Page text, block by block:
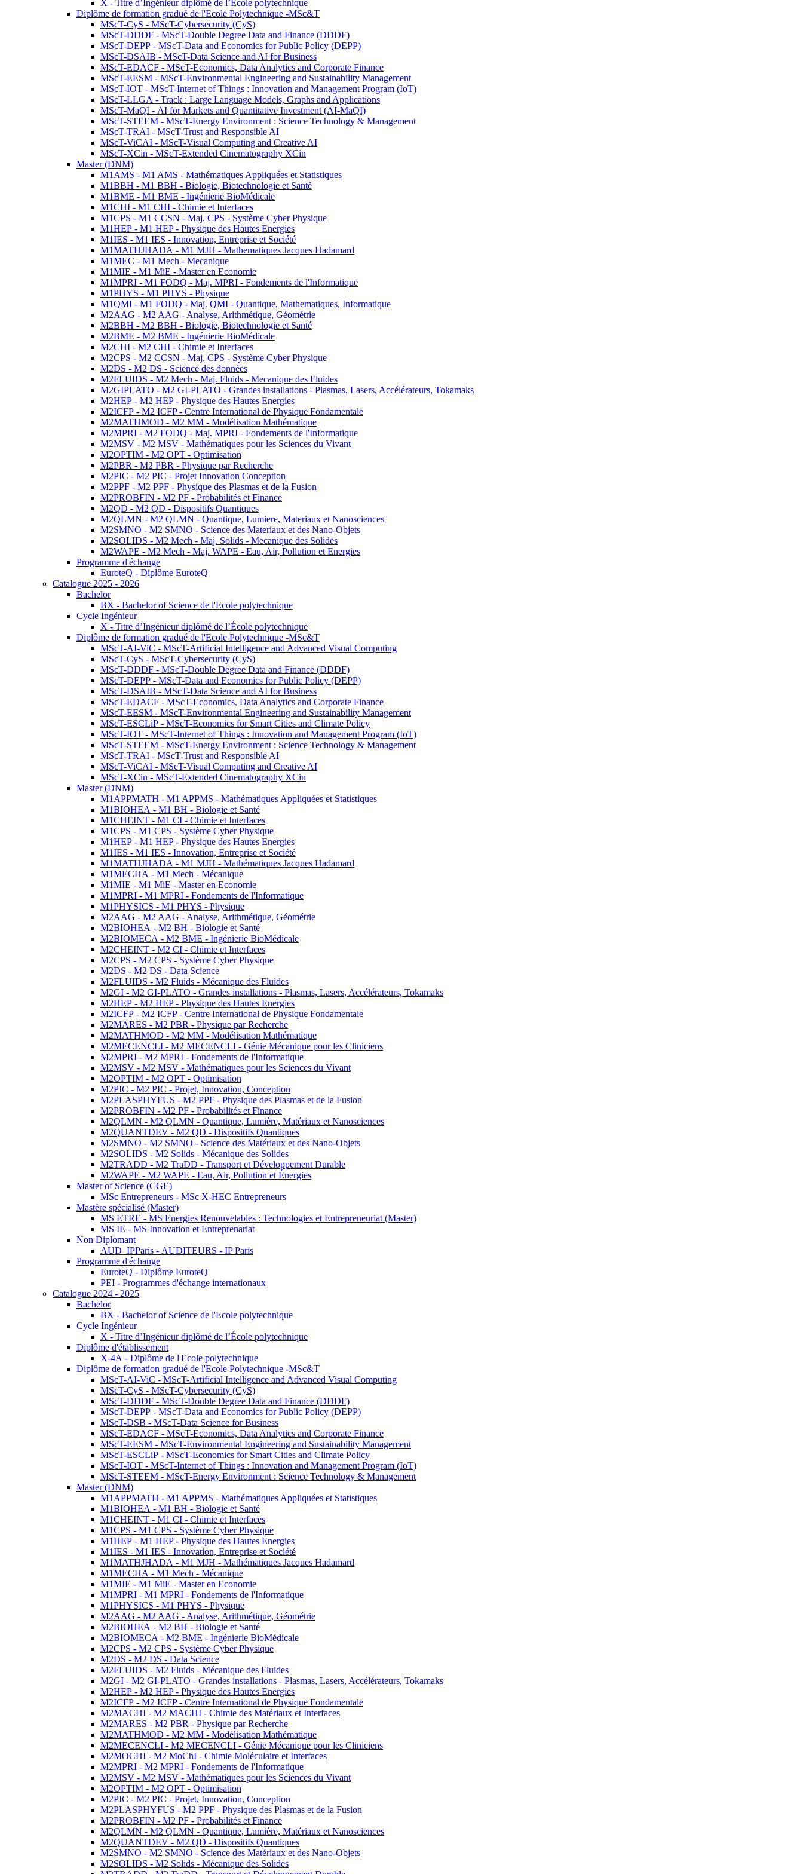
X - Titre d’Ingénieur diplômé de l’École polytechnique
Diplôme de formation gradué de l'Ecole Polytechnique -MSc&T
MScT-CyS - MScT-Cybersecurity (CyS)
MScT-DDDF - MScT-Double Degree Data and Finance (DDDF)
MScT-DEPP - MScT-Data and Economics for Public Policy (DEPP)
MScT-DSAIB - MScT-Data Science and AI for Business
MScT-EDACF - MScT-Economics, Data Analytics and Corporate Finance
MScT-EESM - MScT-Environmental Engineering and Sustainability Management
MScT-IOT - MScT-Internet of Things : Innovation and Management Program (IoT)
MScT-LLGA - Track : Large Language Models, Graphs and Applications
MScT-MaQI - AI for Markets and Quantitative Investment (AI-MaQI)
MScT-STEEM - MScT-Energy Environment : Science Technology & Management
MScT-TRAI - MScT-Trust and Responsible AI
MScT-ViCAI - MScT-Visual Computing and Creative AI
MScT-XCin - MScT-Extended Cinematography XCin
Master (DNM)
M1AMS - M1 AMS - Mathématiques Appliquées et Statistiques
M1BBH - M1 BBH - Biologie, Biotechnologie et Santé
M1BME - M1 BME - Ingénierie BioMédicale
M1CHI - M1 CHI - Chimie et Interfaces
M1CPS - M1 CCSN - Maj. CPS - Système Cyber Physique
M1HEP - M1 HEP - Physique des Hautes Energies
M1IES - M1 IES - Innovation, Entreprise et Société
M1MATHJHADA - M1 MJH - Mathematiques Jacques Hadamard
M1MEC - M1 Mech - Mecanique
M1MIE - M1 MiE - Master en Economie
M1MPRI - M1 FODQ - Maj. MPRI - Fondements de l'Informatique
M1PHYS - M1 PHYS - Physique
M1QMI - M1 FODQ - Maj. QMI - Quantique, Mathematiques, Informatique
M2AAG - M2 AAG - Analyse, Arithmétique, Géométrie
M2BBH - M2 BBH - Biologie, Biotechnologie et Santé
M2BME - M2 BME - Ingénierie BioMédicale
M2CHI - M2 CHI - Chimie et Interfaces
M2CPS - M2 CCSN - Maj. CPS - Système Cyber Physique
M2DS - M2 DS - Science des données
M2FLUIDS - M2 Mech - Maj. Fluids - Mecanique des Fluides
M2GIPLATO - M2 GI-PLATO - Grandes installations - Plasmas, Lasers, Accélérateurs, Tokamaks
M2HEP - M2 HEP - Physique des Hautes Energies
M2ICFP - M2 ICFP - Centre International de Physique Fondamentale
M2MATHMOD - M2 MM - Modélisation Mathématique
M2MPRI - M2 FODQ - Maj. MPRI - Fondements de l'Informatique
M2MSV - M2 MSV - Mathématiques pour les Sciences du Vivant
M2OPTIM - M2 OPT - Optimisation
M2PBR - M2 PBR - Physique par Recherche
M2PIC - M2 PIC - Projet Innovation Conception
M2PPF - M2 PPF - Physique des Plasmas et de la Fusion
M2PROBFIN - M2 PF - Probabilités et Finance
M2QD - M2 QD - Dispositifs Quantiques
M2QLMN - M2 QLMN - Quantique, Lumiere, Materiaux et Nanosciences
M2SMNO - M2 SMNO - Science des Materiaux et des Nano-Objets
M2SOLIDS - M2 Mech - Maj. Solids - Mecanique des Solides
M2WAPE - M2 Mech - Maj. WAPE - Eau, Air, Pollution et Energies
Programme d'échange
EuroteQ - Diplôme EuroteQ
Catalogue 2025 - 2026
Bachelor
BX - Bachelor of Science de l'Ecole polytechnique
Cycle Ingénieur
X - Titre d’Ingénieur diplômé de l’École polytechnique
Diplôme de formation gradué de l'Ecole Polytechnique -MSc&T
MScT-AI-ViC - MScT-Artificial Intelligence and Advanced Visual Computing
MScT-CyS - MScT-Cybersecurity (CyS)
MScT-DDDF - MScT-Double Degree Data and Finance (DDDF)
MScT-DEPP - MScT-Data and Economics for Public Policy (DEPP)
MScT-DSAIB - MScT-Data Science and AI for Business
MScT-EDACF - MScT-Economics, Data Analytics and Corporate Finance
MScT-EESM - MScT-Environmental Engineering and Sustainability Management
MScT-ESCLiP - MScT-Economics for Smart Cities and Climate Policy
MScT-IOT - MScT-Internet of Things : Innovation and Management Program (IoT)
MScT-STEEM - MScT-Energy Environment : Science Technology & Management
MScT-TRAI - MScT-Trust and Responsible AI
MScT-ViCAI - MScT-Visual Computing and Creative AI
MScT-XCin - MScT-Extended Cinematography XCin
Master (DNM)
M1APPMATH - M1 APPMS - Mathématiques Appliquées et Statistiques
M1BIOHEA - M1 BH - Biologie et Santé
M1CHEINT - M1 CI - Chimie et Interfaces
M1CPS - M1 CPS - Système Cyber Physique
M1HEP - M1 HEP - Physique des Hautes Energies
M1IES - M1 IES - Innovation, Entreprise et Société
M1MATHJHADA - M1 MJH - Mathématiques Jacques Hadamard
M1MECHA - M1 Mech - Mécanique
M1MIE - M1 MiE - Master en Economie
M1MPRI - M1 MPRI - Fondements de l'Informatique
M1PHYSICS - M1 PHYS - Physique
M2AAG - M2 AAG - Analyse, Arithmétique, Géométrie
M2BIOHEA - M2 BH - Biologie et Santé
M2BIOMECA - M2 BME - Ingénierie BioMédicale
M2CHEINT - M2 CI - Chimie et Interfaces
M2CPS - M2 CPS - Système Cyber Physique
M2DS - M2 DS - Data Science
M2FLUIDS - M2 Fluids - Mécanique des Fluides
M2GI - M2 GI-PLATO - Grandes installations - Plasmas, Lasers, Accélérateurs, Tokamaks
M2HEP - M2 HEP - Physique des Hautes Energies
M2ICFP - M2 ICFP - Centre International de Physique Fondamentale
M2MARES - M2 PBR - Physique par Recherche
M2MATHMOD - M2 MM - Modélisation Mathématique
M2MECENCLI - M2 MECENCLI - Génie Mécanique pour les Cliniciens
M2MPRI - M2 MPRI - Fondements de l'Informatique
M2MSV - M2 MSV - Mathématiques pour les Sciences du Vivant
M2OPTIM - M2 OPT - Optimisation
M2PIC - M2 PIC - Projet, Innovation, Conception
M2PLASPHYFUS - M2 PPF - Physique des Plasmas et de la Fusion
M2PROBFIN - M2 PF - Probabilités et Finance
M2QLMN - M2 QLMN - Quantique, Lumière, Matériaux et Nanosciences
M2QUANTDEV - M2 QD - Dispositifs Quantiques
M2SMNO - M2 SMNO - Science des Matériaux et des Nano-Objets
M2SOLIDS - M2 Solids - Mécanique des Solides
M2TRADD - M2 TraDD - Transport et Développement Durable
M2WAPE - M2 WAPE - Eau, Air, Pollution et Énergies
Master of Science (CGE)
MSc Entrepreneurs - MSc X-HEC Entrepreneurs
Mastère spécialisé (Master)
MS ETRE - MS Energies Renouvelables : Technologies et Entrepreneuriat (Master)
MS IE - MS Innovation et Entreprenariat
Non Diplomant
AUD_IPParis - AUDITEURS - IP Paris
Programme d'échange
EuroteQ - Diplôme EuroteQ
PEI - Programmes d'échange internationaux
Catalogue 2024 - 2025
Bachelor
BX - Bachelor of Science de l'Ecole polytechnique
Cycle Ingénieur
X - Titre d’Ingénieur diplômé de l’École polytechnique
Diplôme d'établissement
X-4A - Diplôme de l'Ecole polytechnique
Diplôme de formation gradué de l'Ecole Polytechnique -MSc&T
MScT-AI-ViC - MScT-Artificial Intelligence and Advanced Visual Computing
MScT-CyS - MScT-Cybersecurity (CyS)
MScT-DDDF - MScT-Double Degree Data and Finance (DDDF)
MScT-DEPP - MScT-Data and Economics for Public Policy (DEPP)
MScT-DSB - MScT-Data Science for Business
MScT-EDACF - MScT-Economics, Data Analytics and Corporate Finance
MScT-EESM - MScT-Environmental Engineering and Sustainability Management
MScT-ESCLiP - MScT-Economics for Smart Cities and Climate Policy
MScT-IOT - MScT-Internet of Things : Innovation and Management Program (IoT)
MScT-STEEM - MScT-Energy Environment : Science Technology & Management
Master (DNM)
M1APPMATH - M1 APPMS - Mathématiques Appliquées et Statistiques
M1BIOHEA - M1 BH - Biologie et Santé
M1CHEINT - M1 CI - Chimie et Interfaces
M1CPS - M1 CPS - Système Cyber Physique
M1HEP - M1 HEP - Physique des Hautes Energies
M1IES - M1 IES - Innovation, Entreprise et Société
M1MATHJHADA - M1 MJH - Mathématiques Jacques Hadamard
M1MECHA - M1 Mech - Mécanique
M1MIE - M1 MiE - Master en Economie
M1MPRI - M1 MPRI - Fondements de l'Informatique
M1PHYSICS - M1 PHYS - Physique
M2AAG - M2 AAG - Analyse, Arithmétique, Géométrie
M2BIOHEA - M2 BH - Biologie et Santé
M2BIOMECA - M2 BME - Ingénierie BioMédicale
M2CPS - M2 CPS - Système Cyber Physique
M2DS - M2 DS - Data Science
M2FLUIDS - M2 Fluids - Mécanique des Fluides
M2GI - M2 GI-PLATO - Grandes installations - Plasmas, Lasers, Accélérateurs, Tokamaks
M2HEP - M2 HEP - Physique des Hautes Energies
M2ICFP - M2 ICFP - Centre International de Physique Fondamentale
M2MACHI - M2 MACHI - Chimie des Matériaux et Interfaces
M2MARES - M2 PBR - Physique par Recherche
M2MATHMOD - M2 MM - Modélisation Mathématique
M2MECENCLI - M2 MECENCLI - Génie Mécanique pour les Cliniciens
M2MOCHI - M2 MoChI - Chimie Moléculaire et Interfaces
M2MPRI - M2 MPRI - Fondements de l'Informatique
M2MSV - M2 MSV - Mathématiques pour les Sciences du Vivant
M2OPTIM - M2 OPT - Optimisation
M2PIC - M2 PIC - Projet, Innovation, Conception
M2PLASPHYFUS - M2 PPF - Physique des Plasmas et de la Fusion
M2PROBFIN - M2 PF - Probabilités et Finance
M2QLMN - M2 QLMN - Quantique, Lumière, Matériaux et Nanosciences
M2QUANTDEV - M2 QD - Dispositifs Quantiques
M2SMNO - M2 SMNO - Science des Matériaux et des Nano-Objets
M2SOLIDS - M2 Solids - Mécanique des Solides